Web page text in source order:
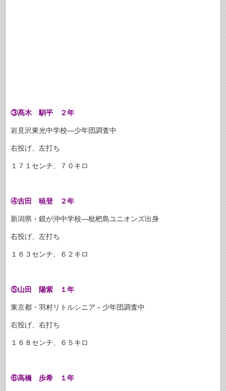
③髙木 馴平 ２年
岩見沢東光中学校―少年団調査中
右投げ、左打ち
１７１センチ、７０キロ
④吉田 暁登 ２年
新潟県・鏡が沖中学校―枇杷島ユニオンズ出身
右投げ、左打ち
１６３センチ、６２キロ
⑤山田 陽紫 １年
東京都・羽村リトルシニア－少年団調査中
右投げ、右打ち
１６８センチ、６５キロ
⑥高橋 歩希 １年